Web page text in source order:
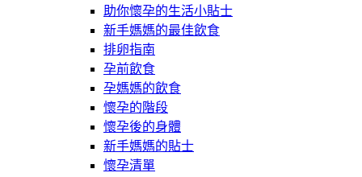
助你懷孕的生活小貼士
新手媽媽的最佳飲食
排卵指南
孕前飲食
孕媽媽的飲食
懷孕的階段
懷孕後的身體
新手媽媽的貼士
懷孕清單